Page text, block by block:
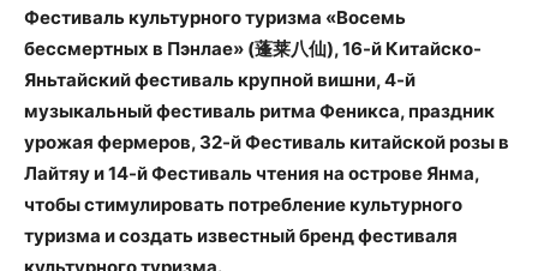
Фестиваль культурного туризма «Восемь
бессмертных в Пэнлае» (蓬莱八仙), 16-й Китайско-
Яньтайский фестиваль крупной вишни, 4-й
музыкальный фестиваль ритма Феникса, праздник
урожая фермеров, 32-й Фестиваль китайской розы в
Лайтяу и 14-й Фестиваль чтения на острове Янма,
чтобы стимулировать потребление культурного
туризма и создать известный бренд фестиваля